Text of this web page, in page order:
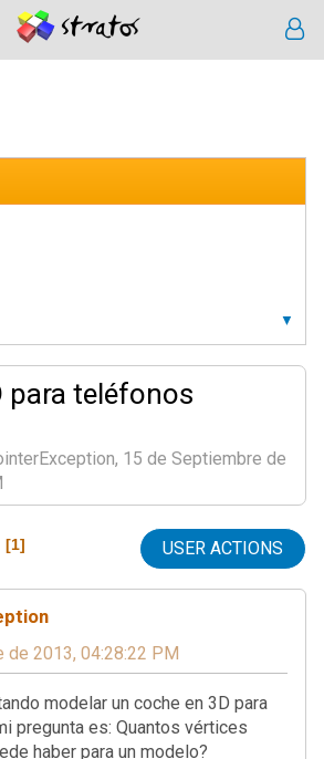
para teléfonos
15 de Septiembre de
1 USER ACTIONS
de 2013, 04:28:22 PM
modelar un coche en 3D para
pregunta es: Quantos vértices
haber para un modelo?